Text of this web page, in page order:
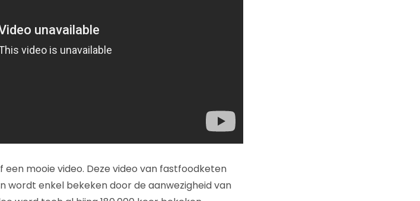
mooie video. Deze video van fastfoodketen
wordt enkel bekeken door de aanwezigheid van